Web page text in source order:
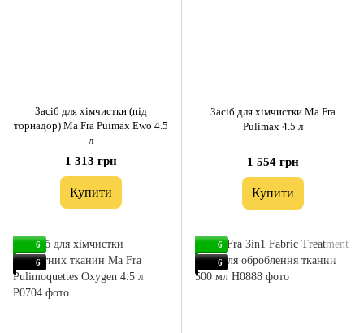
Засіб для хімчистки (під
торнадор) Ma Fra Puimax Ewo 4.5
л
1 313 грн
Купити
Засіб для хімчистки Ma Fra
Pulimax 4.5 л
1 554 грн
Купити
6
6
6
6